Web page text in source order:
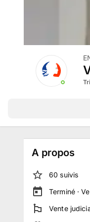
A propos
60 suivis
Terminé ·
Vente